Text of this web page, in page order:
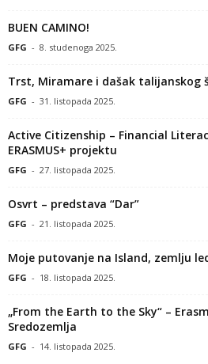
BUEN CAMINO!
GFG - 8. studenoga 2025.
Trst, Miramare i dašak talijanskog
GFG - 31. listopada 2025.
Active Citizenship – Financial
ERASMUS+ projektu
GFG - 27. listopada 2025.
Osvrt – predstava “Dar”
GFG - 21. listopada 2025.
Moje putovanje na Island, zemlju
GFG - 18. listopada 2025.
„From the Earth to the Sky“ –
Sredozemlja
GFG - 14. listopada 2025.